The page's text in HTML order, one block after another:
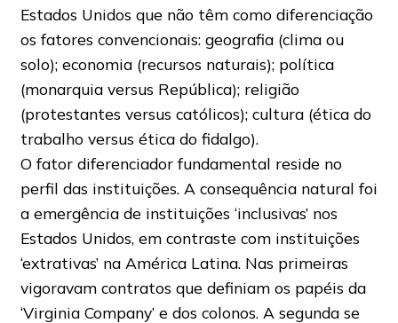
Estados Unidos que não têm como diferenciação
os fatores convencionais: geografia (clima ou
solo); economia (recursos naturais); política
(monarquia versus República); religião
(protestantes versus católicos); cultura (ética do
trabalho versus ética do fidalgo).
O fator diferenciador fundamental reside no
perfil das instituições. A consequência natural foi
a emergência de instituições ‘inclusivas’ nos
Estados Unidos, em contraste com instituições
‘extrativas’ na América Latina. Nas primeiras
vigoravam contratos que definiam os papéis da
‘Virginia Company’ e dos colonos. A segunda se